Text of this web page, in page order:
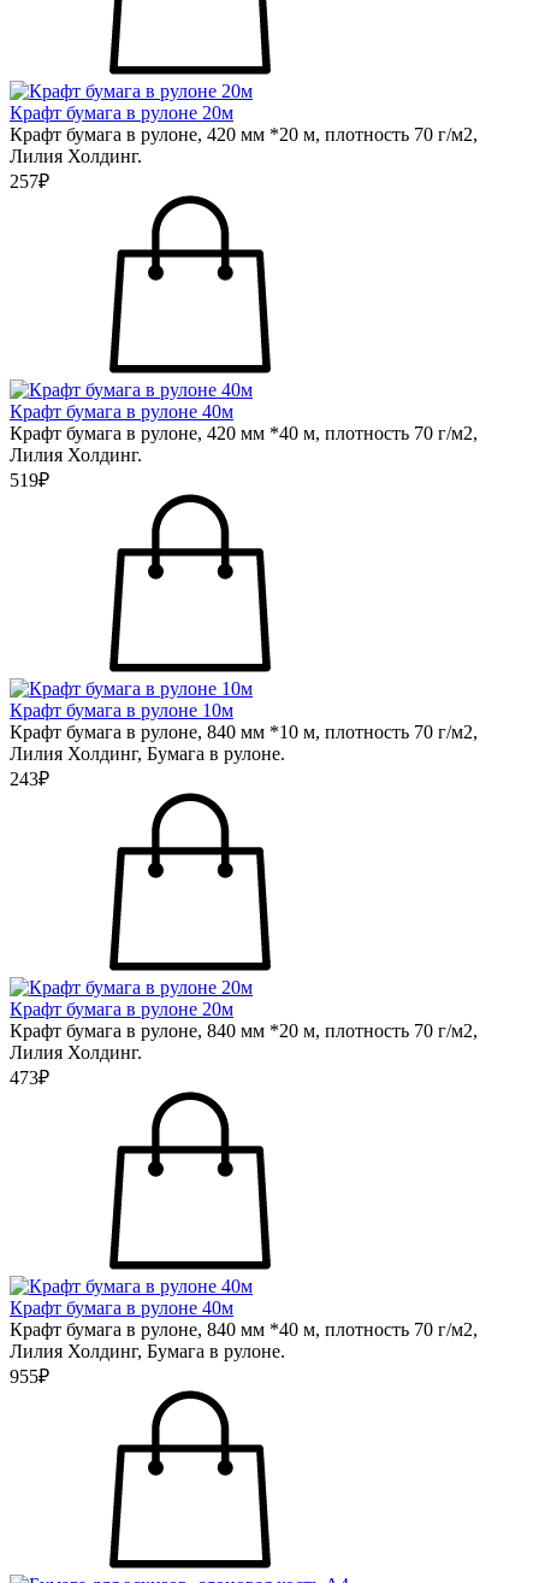
Крафт бумага в рулоне 20м
Крафт бумага в рулоне, 420 мм *20 м, плотность 70 г/м2,
Лилия Холдинг.
257₽
Крафт бумага в рулоне 40м
Крафт бумага в рулоне, 420 мм *40 м, плотность 70 г/м2,
Лилия Холдинг.
519₽
Крафт бумага в рулоне 10м
Крафт бумага в рулоне, 840 мм *10 м, плотность 70 г/м2,
Лилия Холдинг, Бумага в рулоне.
243₽
Крафт бумага в рулоне 20м
Крафт бумага в рулоне, 840 мм *20 м, плотность 70 г/м2,
Лилия Холдинг.
473₽
Крафт бумага в рулоне 40м
Крафт бумага в рулоне, 840 мм *40 м, плотность 70 г/м2,
Лилия Холдинг, Бумага в рулоне.
955₽